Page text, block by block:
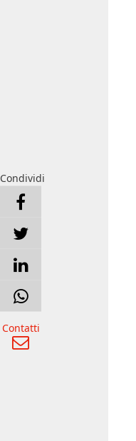
Condividi
Contatti